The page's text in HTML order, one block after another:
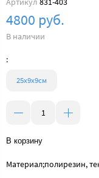
4800 руб.
В наличии
:
25х9х9см
В корзину
Материал;полирезин,